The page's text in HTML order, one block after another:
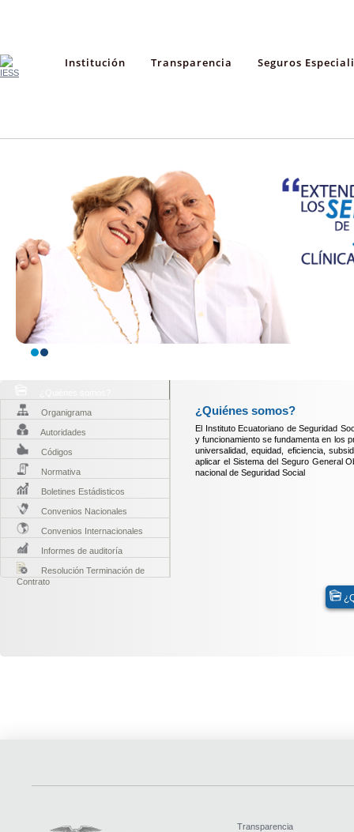
Institución Transparencia Seguros
Organigrama
Autoridades
Códigos
Normativa
Boletines Estádisticos
Convenios Nacionales
Convenios Internacionales
Informes de auditoría
Resolución Terminación de
Contrato
¿Quiénes somos?
El Instituto Ecuatoriano de Seguridad
y funcionamiento se fundamenta en los
universalidad, equidad, eficiencia,
aplicar el Sistema del Seguro General
nacional de Seguridad Social
Transparencia